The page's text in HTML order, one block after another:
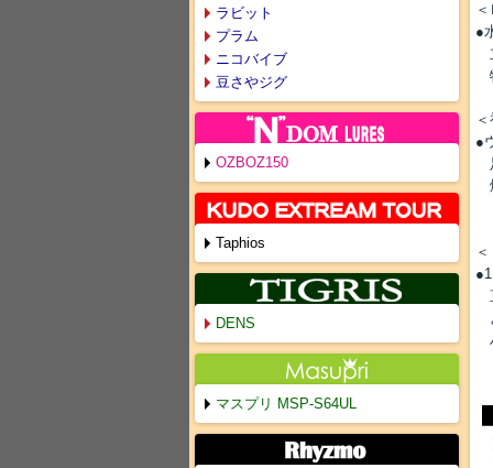
●
●
ラビット
プラム
ニコバイブ
豆さやジグ
OZBOZ150
Taphios
DENS
マスプリ MSP-S64UL